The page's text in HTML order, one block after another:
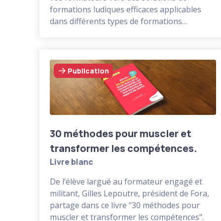
formations ludiques efficaces applicables
dans différents types de formations
Cette formation apportera à vos formateurs
internes un nouveau souffle dans la
conception et le déploiement de formation
innovantes et efficaces. Succès garanti !
Publication
30 méthodes pour muscler et
transformer les compétences.
Livre blanc
De l’élève largué au formateur engagé et
militant, Gilles Lepoutre, président de Fora,
partage dans ce livre "30 méthodes pour
muscler et transformer les compétences".